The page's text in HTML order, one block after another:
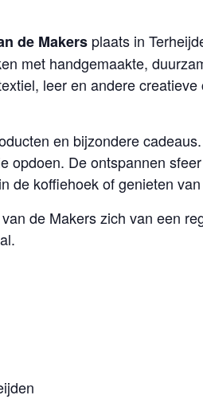
de Makers plaats in
met handgemaakte,
leer en andere
en bijzondere
opdoen. De ontspannen
de koffiehoek of genieten
de Makers zich van een